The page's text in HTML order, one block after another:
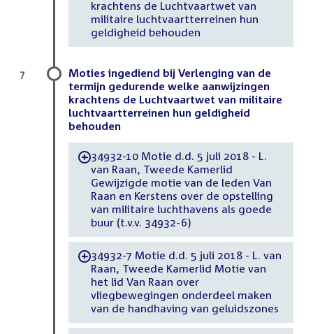
krachtens de Luchtvaartwet van
militaire luchtvaartterreinen hun
geldigheid behouden
Moties ingediend bij Verlenging van de
termijn gedurende welke aanwijzingen
krachtens de Luchtvaartwet van militaire
luchtvaartterreinen hun geldigheid
behouden
-34932-10 Motie d.d. 5 juli 2018 - L.
van Raan, Tweede Kamerlid
Gewijzigde motie van de leden Van
Raan en Kerstens over de opstelling
van militaire luchthavens als goede
buur (t.v.v. 34932-6)
-34932-7 Motie d.d. 5 juli 2018 - L. van
Raan, Tweede Kamerlid Motie van
het lid Van Raan over
vliegbewegingen onderdeel maken
van de handhaving van geluidszones
7